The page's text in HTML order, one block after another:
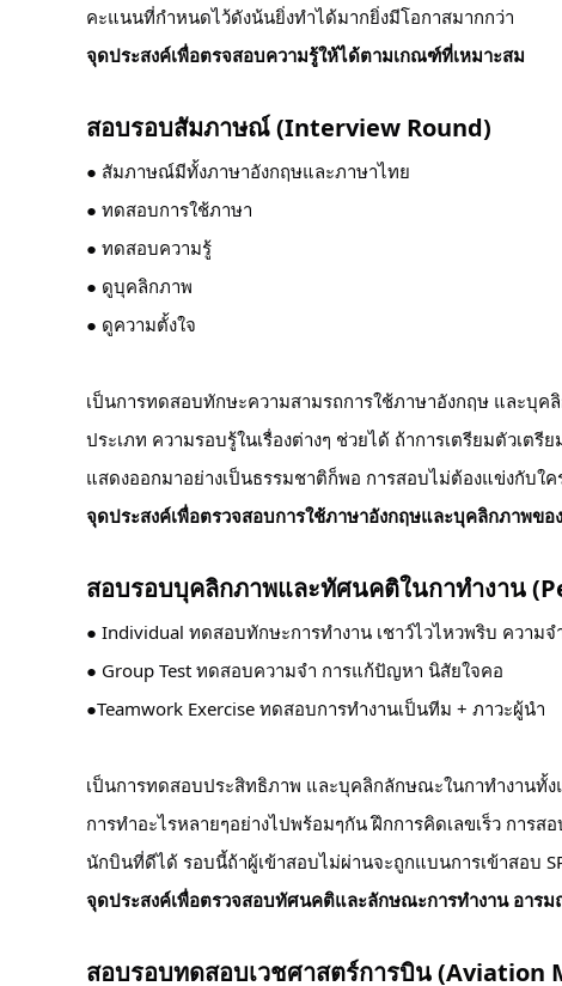
คะแนนที่กำหนดไว้ดังน้นยิ่งทำได้มากยิ่งมีโอกาสมากกว่า
จุดประสงค์เพื่อตรจสอบความรู้ให้ได้ตามเกณฑ์ที่เหมาะสม
สอบรอบสัมภาษณ์ (Interview Round)
● สัมภาษณ์มีทั้งภาษาอังกฤษและภาษาไทย
● ทดสอบการใช้ภาษา
● ทดสอบความรู้
● ดูบุคลิกภาพ
● ดูความตั้งใจ
เป็นการทดสอบทักษะความสามรถการใช้ภาษาอังกฤษ และบุค
ประเภท ความรอบรู้ในเรื่องต่างๆ ช่วยได้ ถ้าการเตรียมตัวเ
แสดงออกมาอย่างเป็นธรรมชาติก็พอ การสอบไม่ต้องแข่งกับใค
จุดประสงค์เพื่อตรวจสอบการใช้ภาษาอังกฤษและบุคลิกภาพขอ
สอบรอบบุคลิกภาพและทัศนคติในกาทำงาน
● Individual ทดสอบทักษะการทำงาน เชาว์ไวไหวพริบ ความจ
● Group Test ทดสอบความจำ การแก้ปัญหา นิสัยใจคอ
●Teamwork Exercise ทดสอบการทำงานเป็นทีม + ภาวะผู้นำ
เป็นการทดสอบประสิทธิภาพ และบุคลิกลักษณะในกาทำงานทั้
การทำอะไรหลายๆอย่างไปพร้อมๆกัน ฝึกการคิดเลขเร็ว กา
นักบินที่ดีได้ รอบนี้ถ้าผู้เข้าสอบไม่ผ่านจะถูกแบนการเข้าสอบ
จุดประสงค์เพื่อตรวจสอบทัศนคติและลักษณะการทำงาน อาร
สอบรอบทดสอบเวชศาสตร์การบิน (Aviation